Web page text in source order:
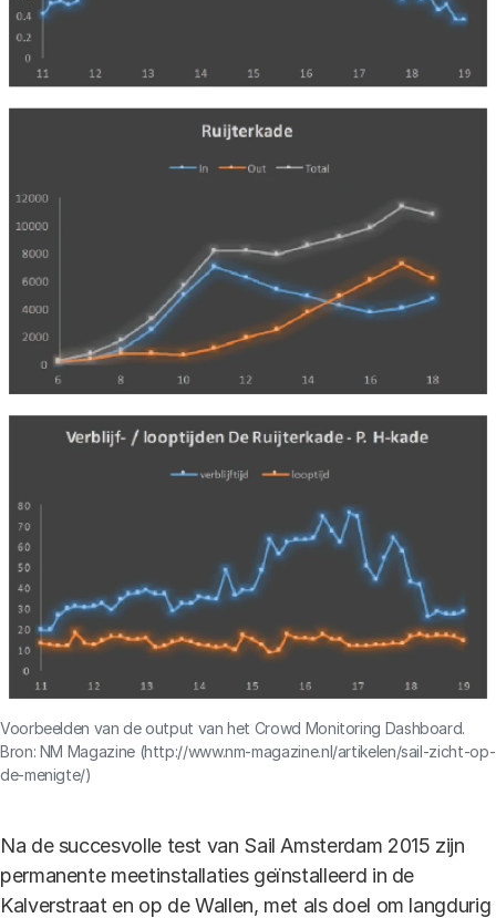
Voorbeelden van de output van het Crowd Monitoring Dashboard.
Bron: NM Magazine (http://www.nm-magazine.nl/artikelen/sail-zicht-op-
de-menigte/)
Na de succesvolle test van Sail Amsterdam 2015 zijn
permanente meetinstallaties geïnstalleerd in de
Kalverstraat en op de Wallen, met als doel om langdurig